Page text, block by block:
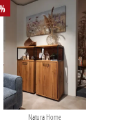
Natura Home